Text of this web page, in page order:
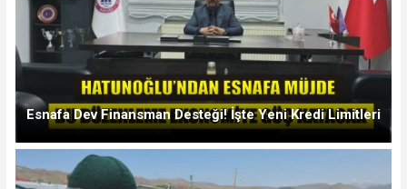
Esnafa Dev Finansman Desteği! İşte Yeni Kredi Limitleri